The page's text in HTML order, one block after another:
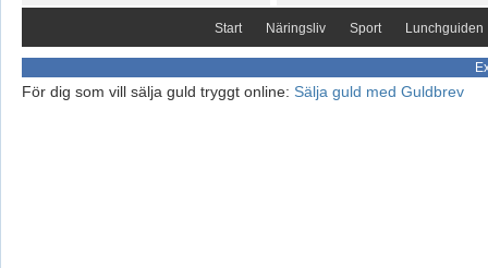
Start Näringsliv Sport Lunchguiden
För dig som vill sälja guld tryggt online: Sälja guld med Guldbrev